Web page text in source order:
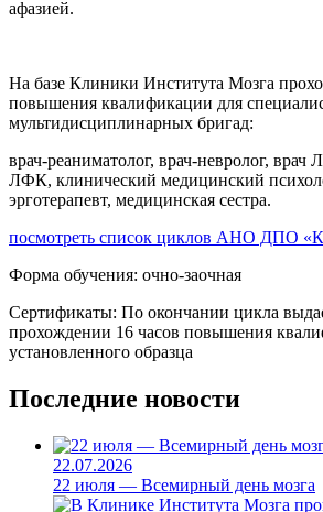
афазией.
На базе Клиники Института Мозга
повышения квалификации для
мультидисциплинарных бригад:
врач-реаниматолог, врач-невролог,
ЛФК, клинический медицинский
эрготерапевт, медицинская сестра.
посмотреть список циклов АНО ДПО
Форма обучения: очно-заочная
Сертификаты: По окончании цикла
прохождении 16 часов повышения
установленного образца
Последние новости
22.07.2026
22 июля — Всемирный день мозга